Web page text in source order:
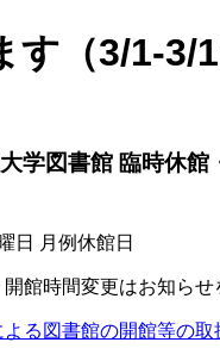
（3/1-3/
学図書館 臨時休館
日 月例休館日
館時間変更はお知らせ
る図書館の開館等の取